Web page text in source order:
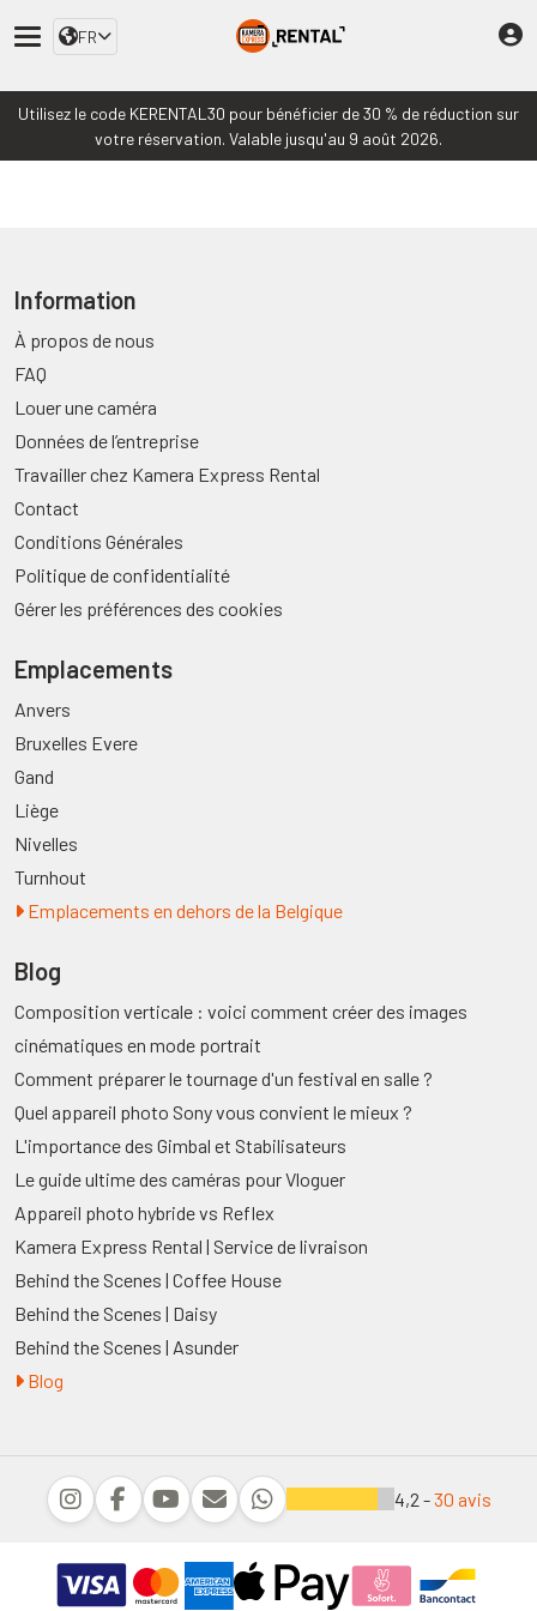
FR
Utilisez le code KERENTAL30 pour bénéficier de 30 % de réduction sur
votre réservation. Valable jusqu'au 9 août 2026.
Information
À propos de nous
FAQ
Louer une caméra
Données de l’entreprise
Travailler chez Kamera Express Rental
Contact
Conditions Générales
Politique de confidentialité
Gérer les préférences des cookies
Emplacements
Anvers
Bruxelles Evere
Gand
Liège
Nivelles
Turnhout
Emplacements en dehors de la Belgique
Blog
Composition verticale : voici comment créer des images
cinématiques en mode portrait
Comment préparer le tournage d'un festival en salle ?
Quel appareil photo Sony vous convient le mieux ?
L'importance des Gimbal et Stabilisateurs
Le guide ultime des caméras pour Vloguer
Appareil photo hybride vs Reflex
Kamera Express Rental | Service de livraison
Behind the Scenes | Coffee House
Behind the Scenes | Daisy
Behind the Scenes | Asunder
Blog
4,2 -30 avis